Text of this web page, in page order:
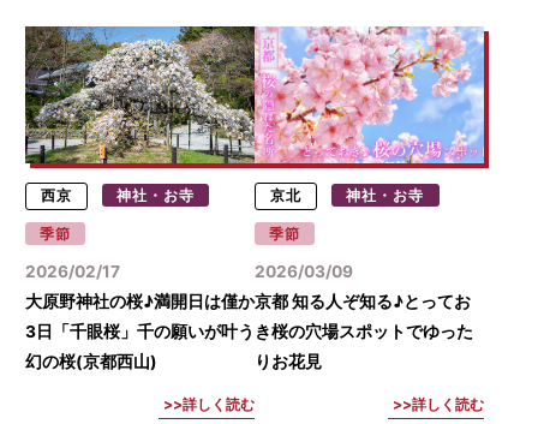
西京 神社・お寺
季節
2026/02/17
大原野神社の桜♪満開日は僅か
3日「千眼桜」千の願いが叶う
幻の桜(京都西山)
詳しく読む
京北 神社・お寺
季節
2026/03/09
京都 知る人ぞ知る♪とってお
き桜の穴場スポットでゆった
りお花見
詳しく読む